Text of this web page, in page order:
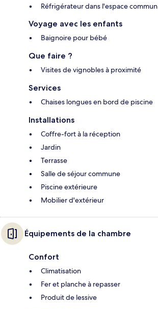
Réfrigérateur dans l'espace commun
Voyage avec les enfants
Baignoire pour bébé
Que faire ?
Visites de vignobles à proximité
Services
Chaises longues en bord de piscine
Installations
Coffre-fort à la réception
Jardin
Terrasse
Salle de séjour commune
Piscine extérieure
Mobilier d'extérieur
Équipements de la chambre
Confort
Climatisation
Fer et planche à repasser
Produit de lessive